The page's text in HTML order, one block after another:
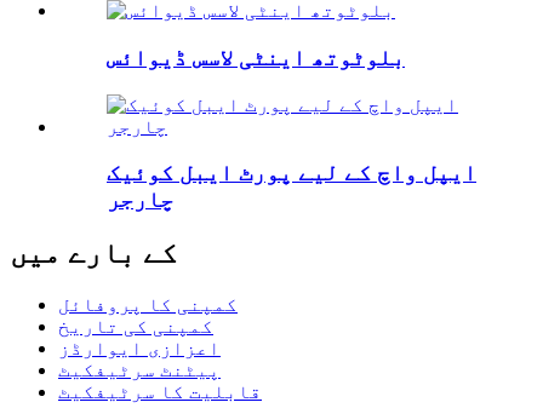
بلوٹوتھ اینٹی لاسس ڈیوائس
ایپل واچ کے لیے پورٹ ایبل کوئیک
چارجر
کے بارے میں
کمپنی کا پروفائل
کمپنی کی تاریخ
اعزازی ایوارڈز
پیٹنٹ سرٹیفکیٹ
قابلیت کا سرٹیفکیٹ